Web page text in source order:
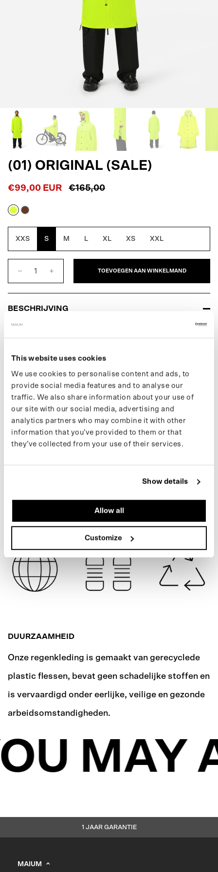
This website uses cookies
We use cookies to personalise content and ads, to
provide social media features and to analyse our
traffic. We also share information about your use of
our site with our social media, advertising and
analytics partners who may combine it with other
information that you’ve provided to them or that
they’ve collected from your use of their services.
Show details
Allow all
Customize
NEON YELLOW
(01) ORIGINAL (SALE)
€99,00 EUR €165,00
NeonMacassar
XXS S M L XL XS XXL
TOEVOEGEN AAN WINKELMAND
BESCHRIJVING
die stijl, functie en ethiek combineert. Verandert eenvoudig in een
kenmerkende MAIUM ritsen. Gemaakt van 66 gerecyclede PET
flessen.
Meer informatie over onze producten vind je op onze support
pagina.
Wil je op de hoogte blijven van nieuwe drops en het laatste
nieuws, volg ons dan op
Instagram of schrijf je in voor
DUURZAAMHEID
Onze regenkleding is gemaakt van gerecyclede
plastic flessen, bevat geen schadelijke stoffen en
is vervaardigd onder eerlijke, veilige en gezonde
arbeidsomstandigheden.
MAY
1 JAAR GARANTIE
MAIUM